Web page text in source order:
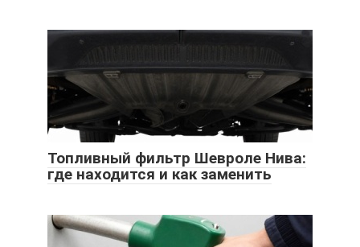
Топливный фильтр Шевроле Нива:
где находится и как заменить